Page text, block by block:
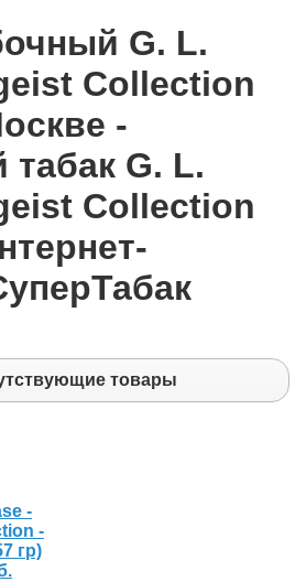
G. L.
Collection
-
G. L.
Collection
товары
-
-
гр)